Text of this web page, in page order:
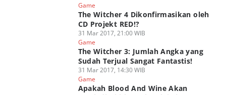
Game
The Witcher 4 Dikonfirmasikan oleh
CD Projekt RED!?
31 Mar 2017, 21:00 WIB
Game
The Witcher 3: Jumlah Angka yang
Sudah Terjual Sangat Fantastis!
31 Mar 2017, 14:30 WIB
Game
Apakah Blood And Wine Akan